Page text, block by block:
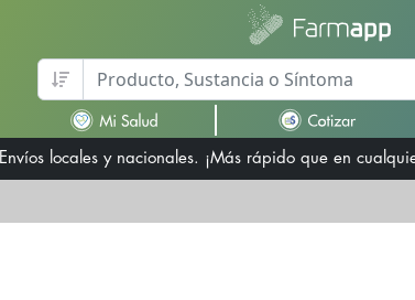
Envíos locales y nacionales. ¡Más rápido que en